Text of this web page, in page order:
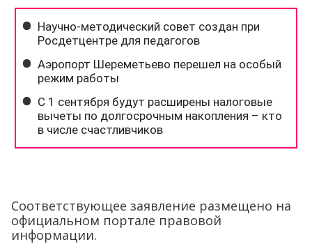
Соответствующее заявление размещено на
официальном портале правовой
информации.